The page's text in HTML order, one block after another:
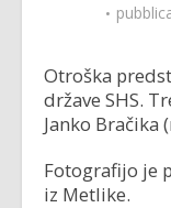
Otroška
države SHS.
Janko Bračika
Fotografijo je
iz Metlike.